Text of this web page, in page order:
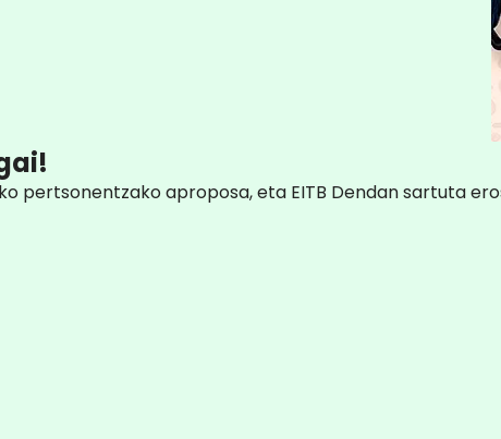
pertsonentzako aproposa, eta EITB Dendan sartuta